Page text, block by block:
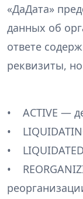
«ДаДата»
данных об
ответе
реквизиты,
• ACTIVE —
•
•
•